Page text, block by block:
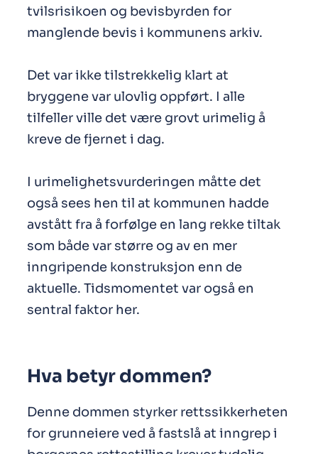
tvilsrisikoen og bevisbyrden for
manglende bevis i kommunens arkiv.
Det var ikke tilstrekkelig klart at
bryggene var ulovlig oppført. I alle
tilfeller ville det være grovt urimelig å
kreve de fjernet i dag.
I urimelighetsvurderingen måtte det
også sees hen til at kommunen hadde
avstått fra å forfølge en lang rekke tiltak
som både var større og av en mer
inngripende konstruksjon enn de
aktuelle. Tidsmomentet var også en
sentral faktor her.
Hva betyr dommen?
Denne dommen styrker rettssikkerheten
for grunneiere ved å fastslå at inngrep i